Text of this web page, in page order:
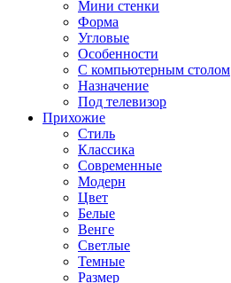
Мини стенки
Форма
Угловые
Особенности
С компьютерным столом
Назначение
Под телевизор
Прихожие
Стиль
Классика
Современные
Модерн
Цвет
Белые
Венге
Светлые
Темные
Размер